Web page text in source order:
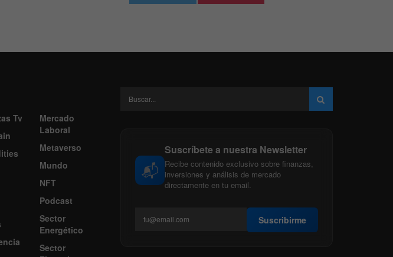
Tv
Mercado
Laboral
Metaverso
Mundo
NFT
Podcast
Sector
Energético
Sector
📬
Suscríbete a nuestra Newsletter
Recibe contenido exclusivo sobre finanzas,
inversiones y análisis de mercado
directamente en tu email.
Suscribirme